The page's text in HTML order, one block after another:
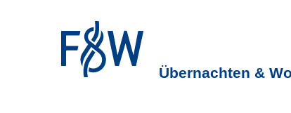
Übernachten &